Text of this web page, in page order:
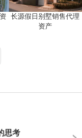
长源假日别墅销售代理
资产
思考